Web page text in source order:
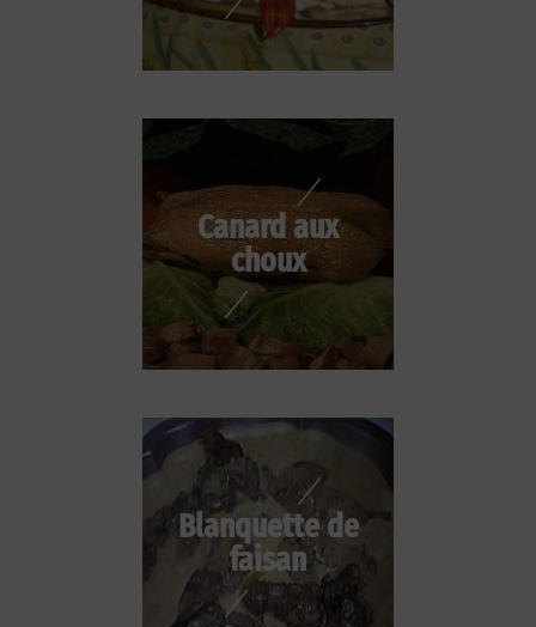
Canard aux
choux
Blanquette de
faisan